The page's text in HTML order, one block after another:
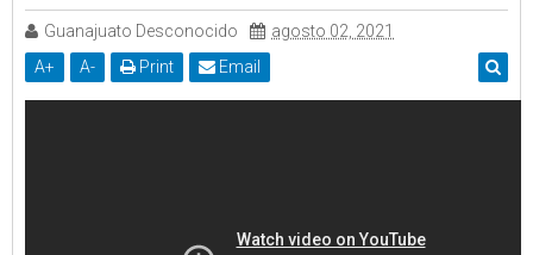
Guanajuato Desconocido
agosto 02, 2021
A+ A- Print Email